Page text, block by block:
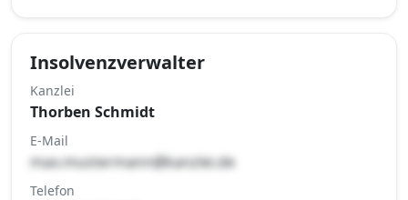
Insolvenzverwalter
Kanzlei
Thorben Schmidt
E-Mail
max.mustermann@kanzlei.de
Telefon